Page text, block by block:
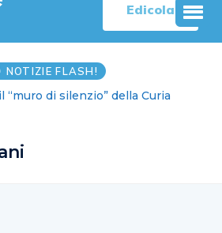
Edicola
NOTIZIE FLASH!
di silenzio” della Curia